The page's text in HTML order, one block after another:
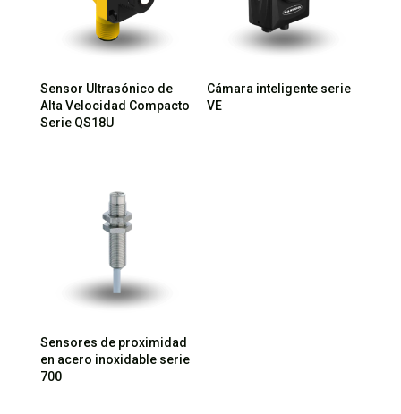
Sensor Ultrasónico de
Alta Velocidad Compacto
Serie QS18U
Cámara inteligente serie
VE
Sensores de proximidad
en acero inoxidable serie
700